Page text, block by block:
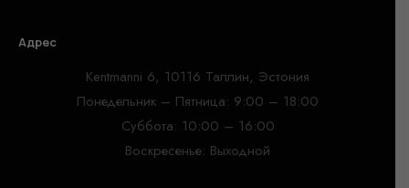
Адрес
Kentmanni 6, 10116 Таллин, Эстония
Понедельник – Пятница: 9:00 – 18:00
Суббота: 10:00 – 16:00
Воскресенье: Выходной